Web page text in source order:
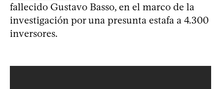
fallecido Gustavo Basso, en el marco de la
investigación por una presunta estafa a 4.300
inversores.